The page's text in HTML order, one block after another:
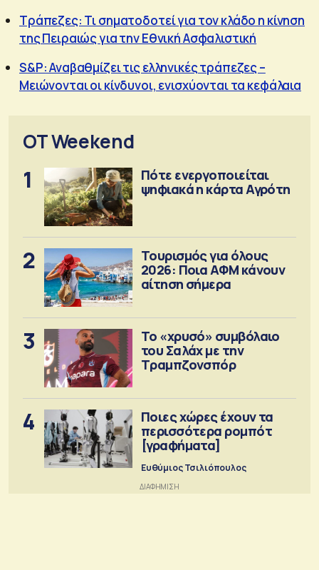
Τράπεζες: Τι σηματοδοτεί για τον κλάδο η κίνηση
της Πειραιώς για την Εθνική Ασφαλιστική
S&P: Αναβαθμίζει τις ελληνικές τράπεζες –
Μειώνονται οι κίνδυνοι, ενισχύονται τα κεφάλαια
OT Weekend
1
Πότε ενεργοποιείται
ψηφιακά η κάρτα Αγρότη
2
Τουρισμός για όλους
2026: Ποια ΑΦΜ κάνουν
αίτηση σήμερα
3
Το «χρυσό» συμβόλαιο
του Σαλάχ με την
Τραμπζονσπόρ
4
Ποιες χώρες έχουν τα
περισσότερα ρομπότ
[γραφήματα]
Ευθύμιος Τσιλιόπουλος